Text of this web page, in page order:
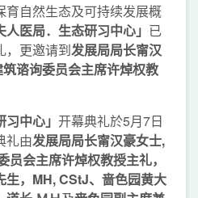
育自然生态及可持续发展概
人医局．生态研习中心」 已
，更邀请到发展局局长甯汉
谘询委员会主席许焯权教
中心」 开幕典礼於5月7日
礼由发展局局长甯汉豪女士,
员会主席许焯权教授主礼，
， MH, CStJ、啬色园黄大